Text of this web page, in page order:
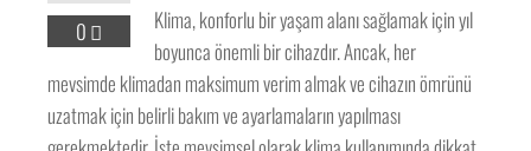
0
Klima, konforlu bir yaşam alanı sağlamak için yıl
boyunca önemli bir cihazdır. Ancak, her
mevsimde klimadan maksimum verim almak ve cihazın ömrünü
uzatmak için belirli bakım ve ayarlamaların yapılması